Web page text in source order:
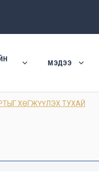
МЭДЭЭ
ХӨГЖҮҮЛЭХ ТУХАЙ